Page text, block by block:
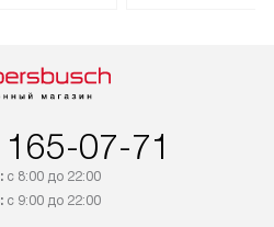
07-71
с 8:00 до 22:00
с 9:00 до 22:00